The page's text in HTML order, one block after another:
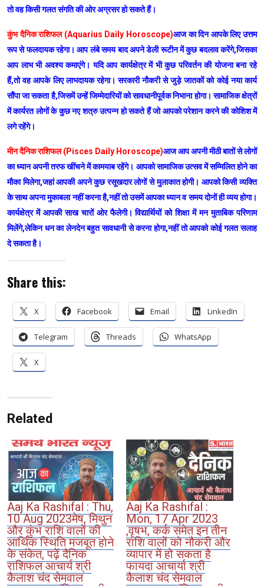
तो वह किसी गलत संगति की ओर अग्रसर हो सकते हैं।
कुंभ दैनिक राशिफल (Aquarius Daily Horoscope)आज का दिन आपके लिए उत्तम
रूप से फलदायक रहेगा। आप लंबे समय बाद अपने डेली रूटीन में कुछ बदलाव करेंगे,जिसका
आप लाभ भी अवश्य कमाएंगे। यदि आप कार्यक्षेत्र में भी कुछ परिवर्तन की योजना बना रहे
हैं,तो वह आपके लिए लाभदायक रहेगा। सरकारी नौकरी से जुड़े जातकों को कोई नया कार्य
सौंपा जा सकता है,जिसमें उन्हें जिम्मेदारियों को सावधानीपूर्वक निभाना होगा। सामाजिक क्षेत्रों
में कार्यरत लोगों के कुछ नए शत्रु उत्पन्न हो सकते हैं जो आपको परेशान करने की कोशिश में
लगे रहेंगे।
मीन दैनिक राशिफल (Pisces Daily Horoscope)आज आप अपनी मीठी बातों से लोगों
का ध्यान अपनी तरफ खींचने में कामयाब रहेंगे। आपको सामाजिक उत्सव में सम्मिलित होने का
मौका मिलेगा,जहां आपकी अपने कुछ रसूखदार लोगों से मुलाकात होगी। आपको किसी व्यक्ति
के साथ अपना मुकाबला नहीं करना है,नहीं तो उसमें आपका ध्यान व समय दोनों ही व्यय होगा।
कार्यक्षेत्र में आपकी साख चारों ओर फैलेगी। विद्यार्थियों को शिक्षा में मन मुताबिक परिणाम
मिलेंगे,लेकिन धन का लेनदेन बहुत सावधानी से करना होगा,नहीं तो आपको कोई गलत सलाह
दे सकता है।
Share this:
X Facebook Email LinkedIn
Telegram Threads WhatsApp
X
Related
Aaj Ka Rashifal : Thu,
10 Aug 2023मेष, मिथुन
और कुंभ राशि वालों की
आर्थिक स्थिति मजबूत होने
के संकेत, पढ़ें दैनिक
राशिफल आचार्य श्री
कैलाश चंद सेमवाल
Aaj Ka Rashifal :
Mon, 17 Apr 2023
,वृषभ, कर्क समेत इन तीन
राशि वालों को नौकरी और
व्यापार में हो सकता है
फायदा आचार्या श्री
कैलाश चंद सेमवाल